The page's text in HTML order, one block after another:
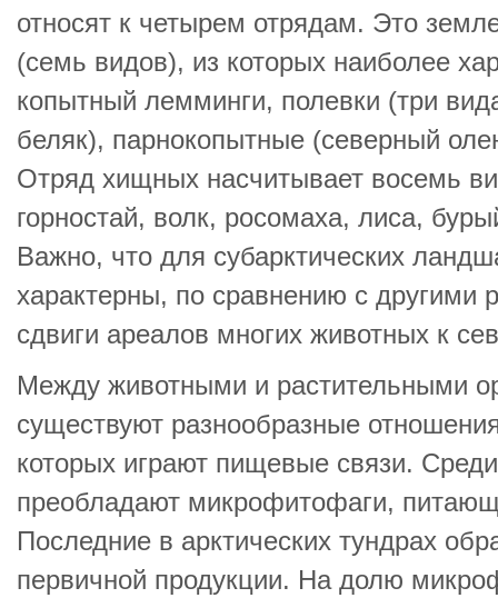
относят к четырем отрядам. Это
(семь видов), из которых наиболее
копытный лемминги, полевки (три
беляк), парнокопытные (северный
Отряд хищных насчитывает восемь
горностай, волк, росомаха, лиса,
Важно, что для субарктических
характерны, по сравнению с другими
сдвиги ареалов многих животных к
Между животными и растительными
существуют разнообразные
которых играют пищевые связи.
преобладают микрофитофаги,
Последние в арктических тундрах
первичной продукции. На долю